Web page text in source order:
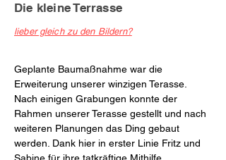
Die kleine Terrasse
lieber gleich zu den Bildern?
Geplante Baumaßnahme war die
Erweiterung unserer winzigen Terasse.
Nach einigen Grabungen konnte der
Rahmen unserer Terasse gestellt und nach
weiteren Planungen das Ding gebaut
werden. Dank hier in erster Linie Fritz und